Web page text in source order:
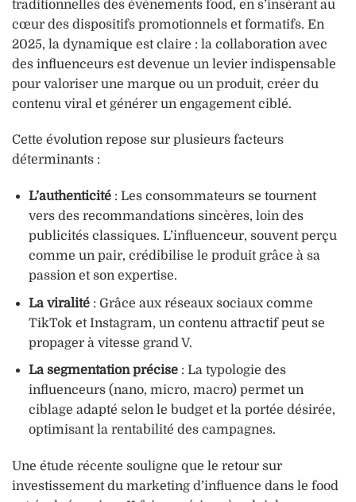
traditionnelles des événements food, en s’insérant au
cœur des dispositifs promotionnels et formatifs. En
2025, la dynamique est claire : la collaboration avec
des influenceurs est devenue un levier indispensable
pour valoriser une marque ou un produit, créer du
contenu viral et générer un engagement ciblé.
Cette évolution repose sur plusieurs facteurs
déterminants :
L’authenticité: Les consommateurs se tournent
vers des recommandations sincères, loin des
publicités classiques. L’influenceur, souvent perçu
comme un pair, crédibilise le produit grâce à sa
passion et son expertise.
La viralité: Grâce aux réseaux sociaux comme
TikTok et Instagram, un contenu attractif peut se
propager à vitesse grand V.
La segmentation précise: La typologie des
influenceurs (nano, micro, macro) permet un
ciblage adapté selon le budget et la portée désirée,
optimisant la rentabilité des campagnes.
Une étude récente souligne que le retour sur
investissement du marketing d’influence dans le food